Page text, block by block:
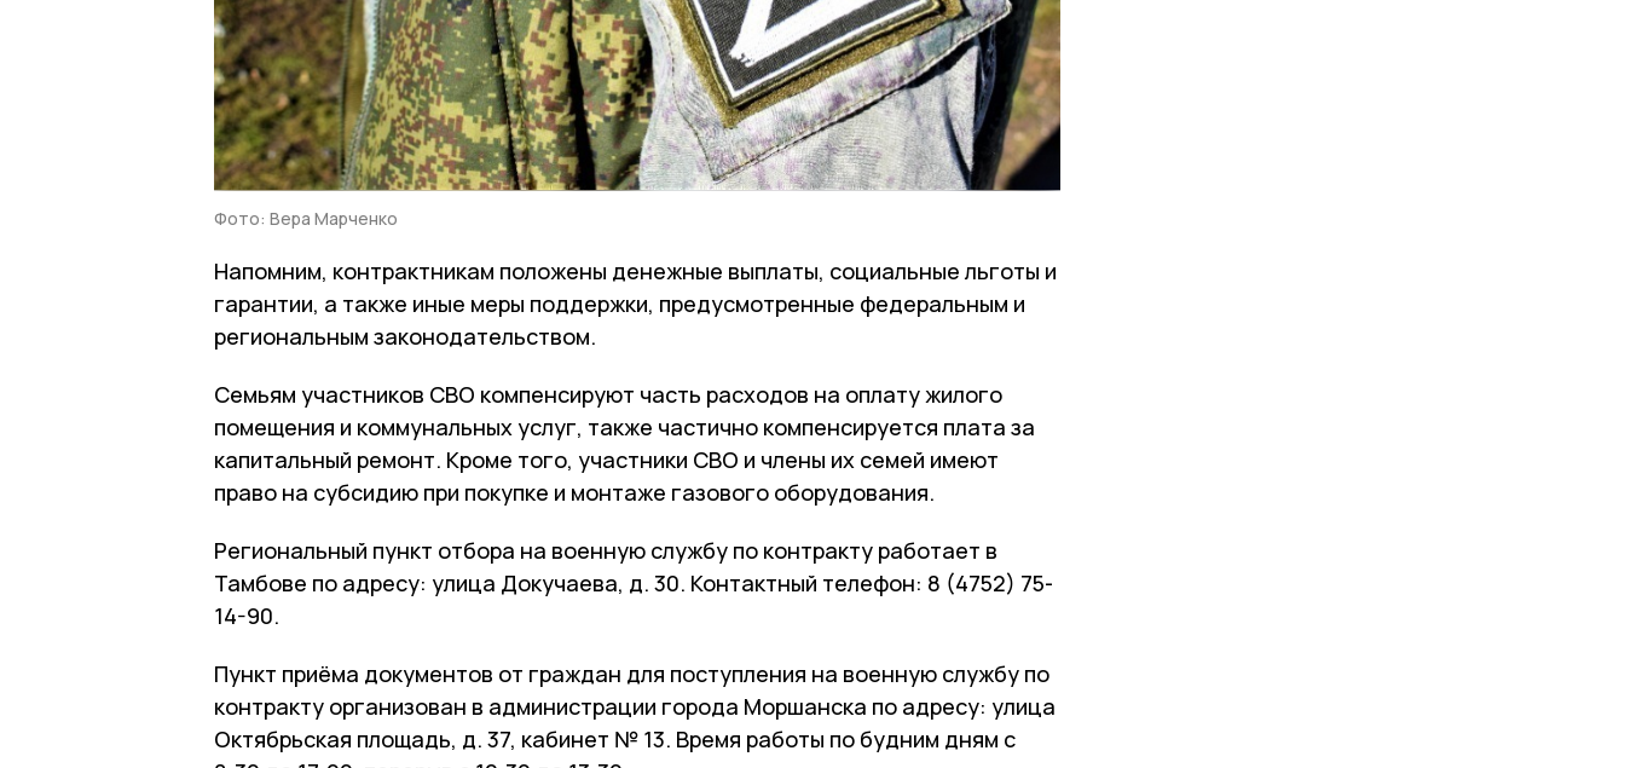
Фото: Вера Марченко
Напомним, контрактникам положены денежные выплаты, социальные льготы и
гарантии, а также иные меры поддержки, предусмотренные федеральным и
региональным законодательством.
Семьям участников СВО компенсируют часть расходов на оплату жилого
помещения и коммунальных услуг, также частично компенсируется плата за
капитальный ремонт. Кроме того, участники СВО и члены их семей имеют
право на субсидию при покупке и монтаже газового оборудования.
Региональный пункт отбора на военную службу по контракту работает в
Тамбове по адресу: улица Докучаева, д. 30. Контактный телефон: 8 (4752) 75-
14-90.
Пункт приёма документов от граждан для поступления на военную службу по
контракту организован в администрации города Моршанска по адресу: улица
Октябрьская площадь, д. 37, кабинет № 13. Время работы по будним дням с